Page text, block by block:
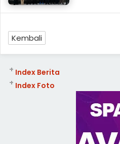
Kembali
Index Berita
+
Index Foto
+